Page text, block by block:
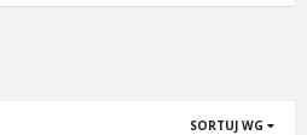
SORTUJ WG